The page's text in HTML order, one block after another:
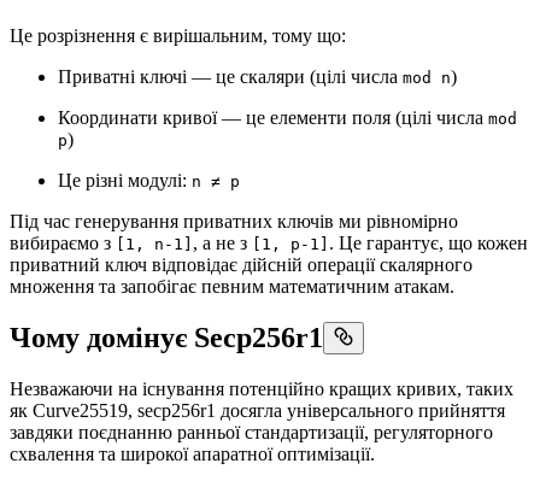
Це розрізнення є вирішальним, тому що:
Приватні ключі — це скаляри (цілі числа mod n)
Координати кривої — це елементи поля (цілі числа mod
p)
Це різні модулі: n ≠ p
Під час генерування приватних ключів ми рівномірно
вибираємо з
[1, n-1] , а не з [1, p-1] . Це гарантує, що кожен
приватний ключ відповідає дійсній операції скалярного
множення та запобігає певним математичним атакам.
Чому домінує Secp256r1
Незважаючи на існування потенційно кращих кривих, таких
як Curve25519, secp256r1 досягла універсального прийняття
завдяки поєднанню ранньої стандартизації, регуляторного
схвалення та широкої апаратної оптимізації.